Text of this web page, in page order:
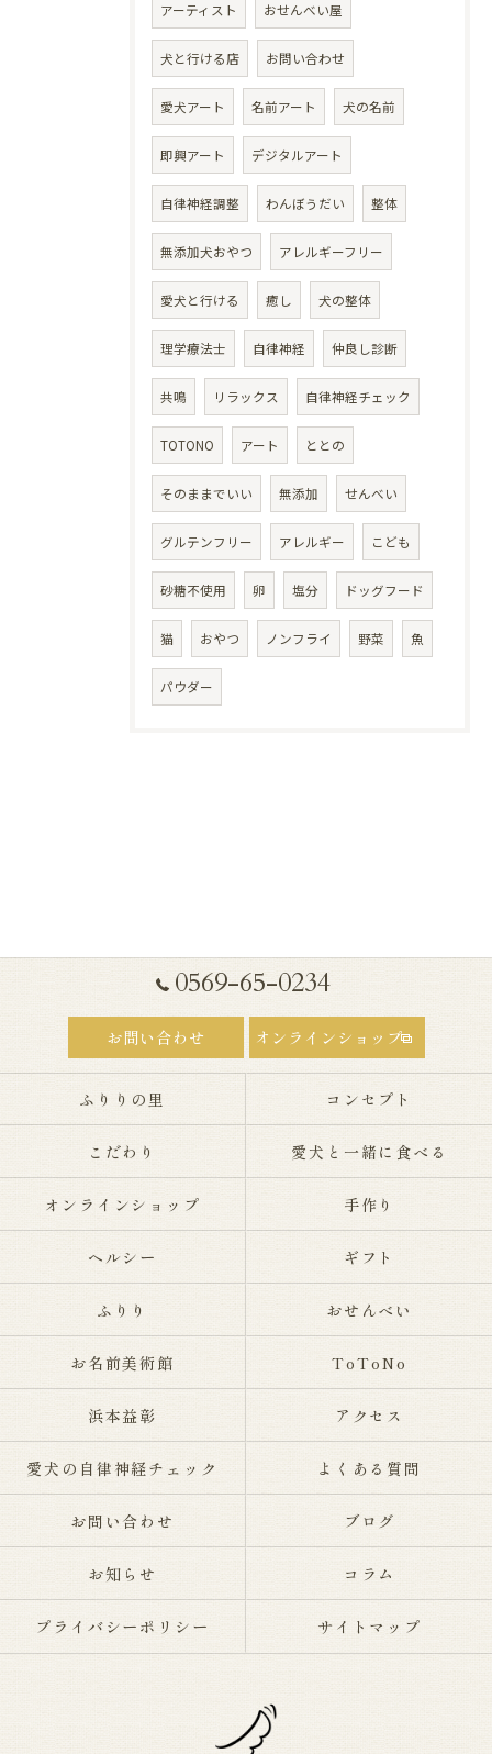
アーティスト おせんべい屋
犬と行ける店 お問い合わせ
愛犬アート 名前アート 犬の名前
即興アート デジタルアート
自律神経調整 わんぼうだい 整体
無添加犬おやつ アレルギーフリー
愛犬と行ける 癒し 犬の整体
理学療法士 自律神経 仲良し診断
共鳴 リラックス 自律神経チェック
TOTONO アート ととの
そのままでいい 無添加 せんべい
グルテンフリー アレルギー こども
砂糖不使用 卵 塩分 ドッグフード
猫 おやつ ノンフライ 野菜 魚
パウダー
0569-65-0234
お問い合わせ オンラインショップ
ふりりの里 コンセプト
こだわり 愛犬と一緒に食べる
オンラインショップ 手作り
ヘルシー ギフト
ふりり おせんべい
お名前美術館 ToToNo
浜本益彰 アクセス
愛犬の自律神経チェック よくある質問
お問い合わせ ブログ
お知らせ コラム
プライバシーポリシー サイトマップ